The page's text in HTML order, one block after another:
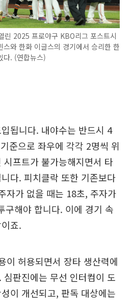
린 2025 프로야구 KBO리그 포스트시
와 한화 이글스의 경기에서 승리한 한
다. (연합뉴스)
됩니다. 내야수는 반드시 4
준으로 좌우에 각각 2명씩 위
프트가 불가능해지면서 타
다. 피치클락 또한 기존보다
자가 없을 때는 18초, 주자가
구해야 합니다. 이에 경기 속
죠.
이 허용되면서 장타 생산력에
판진에는 무선 인터컴이 도
이 개선되고, 판독 대상에는